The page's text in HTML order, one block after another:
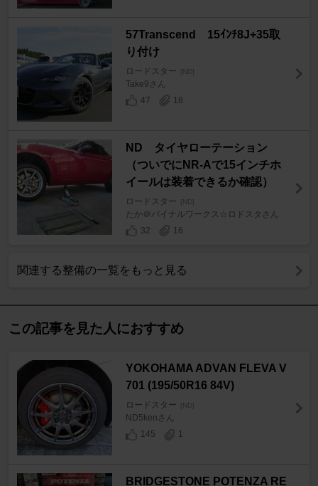
57Transcend 15ｲﾝﾁ8J+35取
り付け
ロードスター [ND]
Take9さん
47
18
ND タイヤローテーション
（ついでにNR-Aで15インチホ
イールは装着できるか確認）
ロードスター [ND]
たか＠バイナルワークス☆ロドスタさん
32
16
関連する整備の一覧をもっと見る
この記事を見た人におすすめ
YOKOHAMA ADVAN FLEVA V
701 (195/50R16 84V)
ロードスター [ND]
ND5kenさん
145
1
BRIDGESTONE POTENZA RE